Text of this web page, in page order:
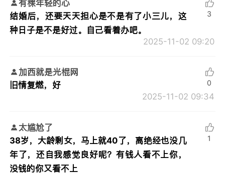
有棵年轻的心
结婚后，还要天天担心是不是有了小三儿，这
种日子是不是好过。自己看着办吧。
2025-11-02 09:20
3
加西就是光棍网
旧情复燃，好
2025-11-02 09:34
0
太尴尬了
38岁，大龄剩女，马上就40了，离绝经也没几
年了，还自我感觉良好呢？有钱人看不上你，
没钱的你又看不上
1